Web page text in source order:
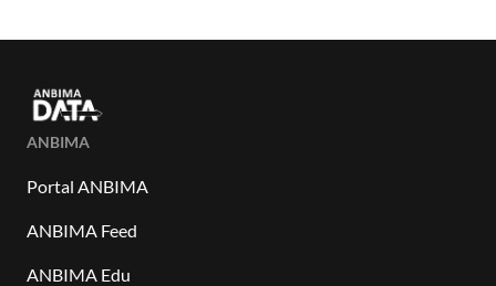
ANBIMA
Portal ANBIMA
ANBIMA Feed
ANBIMA Edu